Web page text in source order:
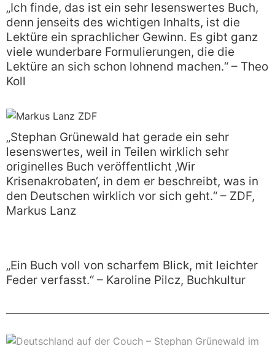
„Ich finde, das ist ein sehr lesenswertes Buch,
denn jenseits des wichtigen Inhalts, ist die
Lektüre ein sprachlicher Gewinn. Es gibt ganz
viele wunderbare Formulierungen, die die
Lektüre an sich schon lohnend machen.“ – Theo
Koll
„Stephan Grünewald hat gerade ein sehr
lesenswertes, weil in Teilen wirklich sehr
originelles Buch veröffentlicht ‚Wir
Krisenakrobaten‘, in dem er beschreibt, was in
den Deutschen wirklich vor sich geht.“ – ZDF,
Markus Lanz
„Ein Buch voll von scharfem Blick, mit leichter
Feder verfasst.“ – Karoline Pilcz, Buchkultur